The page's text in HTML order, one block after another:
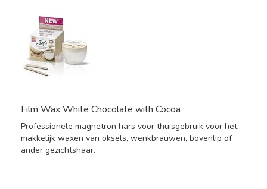
Film Wax White Chocolate with Cocoa
Professionele magnetron hars voor thuisgebruik voor het
makkelijk waxen van oksels, wenkbrauwen, bovenlip of
ander gezichtshaar.